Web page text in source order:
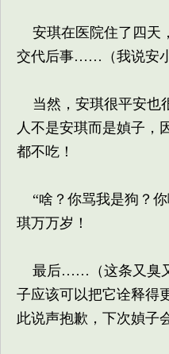
安琪在医院住了四天
交代后事……（我说安
当然，安琪很平安也
人不是安琪而是媜子，
都不吃！
“啥？你骂我是狗？你
琪万万岁！
最后……（这条又臭又
子应该可以把它诠释得
此说声抱歉，下次媜子